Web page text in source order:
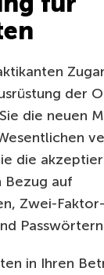
der
die neuen
die
Bezug auf
Zwei-Faktor-
in Ihren